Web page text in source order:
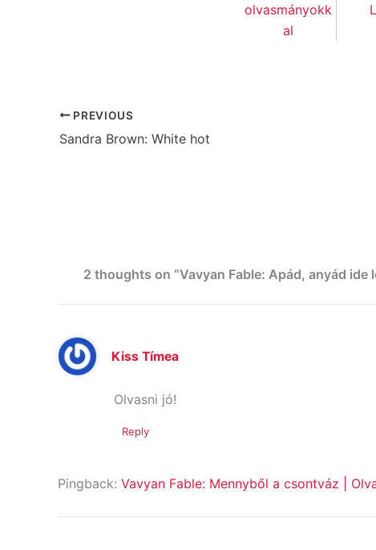
olvasmányokk
al
PREVIOUS
Sandra Brown: White hot
2 thoughts on “Vavyan Fable: Apád, anyád ide
Kiss Tímea
Olvasni jó!
Reply
Pingback: Vavyan Fable: Mennyből a csontváz |